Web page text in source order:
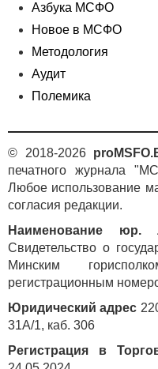
Азбука МСФО
Новое в МСФО
Методология
Аудит
Полемика
© 2018-2026
печатного журнала
Любое использование
согласия редакции.
Наименование юр.
Свидетельство о
Минским
регистрационным
Юридический адрес
31А/1, каб. 306
Регистрация в